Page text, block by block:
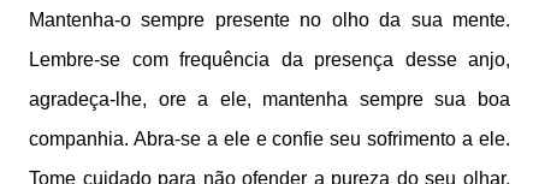
Mantenha-o sempre presente no olho da sua mente.
Lembre-se com frequência da presença desse anjo,
agradeça-lhe, ore a ele, mantenha sempre sua boa
companhia. Abra-se a ele e confie seu sofrimento a ele.
Tome cuidado para não ofender a pureza do seu olhar.